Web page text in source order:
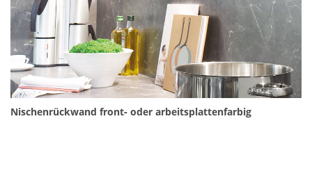
Nischenrückwand front‐ oder arbeitsplattenfarbig